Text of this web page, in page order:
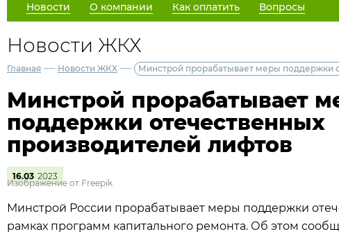
Новости О компании Как оплатить Вопросы
Новости ЖКХ
Главная — Новости ЖКХ — Минстрой прорабатывает меры поддержки
Минстрой прорабатывает
поддержки отечественных
производителей лифтов
16.03 2023
Изображение от Freepik
Минстрой России прорабатывает меры поддержки
рамках программ капитального ремонта. Об этом